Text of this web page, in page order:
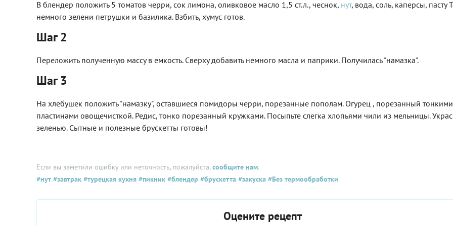
В блендер положить 5 томатов черри, сок лимона, оливковое масло 1,5 ст.л., чеснок, нут, вода, соль, каперсы, пасту
немного зелени петрушки и базилика. Взбить, хумус готов.
Шаг 2
Переложить полученную массу в емкость. Сверху добавить немного масла и паприки. Получилась "намазка".
Шаг 3
На хлебушек положить "намазку", оставшиеся помидоры черри, порезанные пополам. Огурец , порезанный тонкими
пластинами овощечисткой. Редис, тонко порезанный кружками. Посыпьте слегка хлопьями чили из мельницы.
зеленью. Сытные и полезные брускетты готовы!
Если вы заметили ошибку или неточность, пожалуйста,сообщите нам.
#нут #завтрак #турецкая кухня #пикник #блендер #брускетта #закуска #Без термообработки
Оцените рецепт